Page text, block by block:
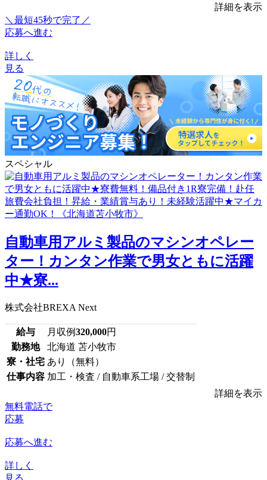
詳細を表示
＼最短45秒で完了／
応募へ進む
詳しく
見る
スペシャル
自動車用アルミ製品のマシンオペレー
ター！カンタン作業で男女ともに活躍
中★寮...
株式会社BREXA Next
給与 月収例320,000円
勤務地
北海道 苫小牧市
寮・社宅 あり（無料）
仕事内容 加工・検査 / 自動車系工場 / 交替制
詳細を表示
無料電話で
応募
応募へ進む
詳しく
見る